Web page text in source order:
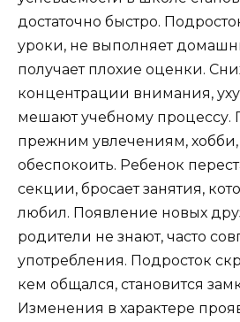
достаточно быстро.
уроки, не выполняет
получает плохие оценки.
концентрации внимания,
мешают учебному процессу.
прежним увлечениям,
обеспокоить. Ребенок
секции, бросает занятия,
любил. Появление новых
родители не знают, часто
употребления. Подросток
кем общался, становится
Изменения в характере